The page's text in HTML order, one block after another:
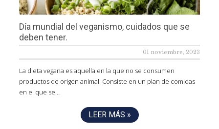
Día mundial del veganismo, cuidados que se
deben tener.
01 noviembre, 2023
La dieta vegana es aquella en la que no se consumen
productos de origen animal. Consiste en un plan de comidas
en el que se…
LEER MÁS »